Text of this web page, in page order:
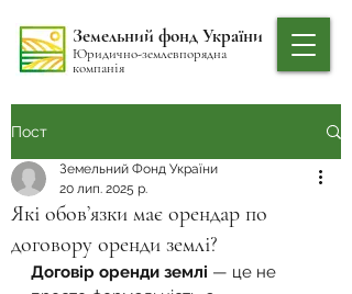
Земельний фонд України
Юридично-землевпорядна
компанія
Пост
Які обов’язки має орендар по
договору оренди землі?
Земельний Фонд України
20 лип. 2025 р.
Договір оренди землі — це не